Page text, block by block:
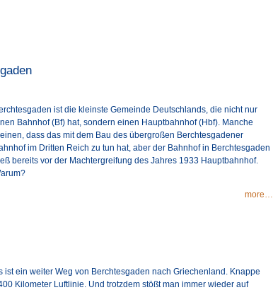
ist die kleinste Gemeinde Deutschlands, die nicht nur
Bahnhof (Bf) hat, sondern einen Hauptbahnhof (Hbf). Manche
dass das mit dem Bau des übergroßen Berchtesgadener
im Dritten Reich zu tun hat, aber der Bahnhof in Berchtesgaden
bereits vor der Machtergreifung des Jahres 1933 Hauptbahnhof.
more…
ist ein weiter Weg von Berchtesgaden nach Griechenland. Knappe
Kilometer Luftlinie. Und trotzdem stößt man immer wieder auf